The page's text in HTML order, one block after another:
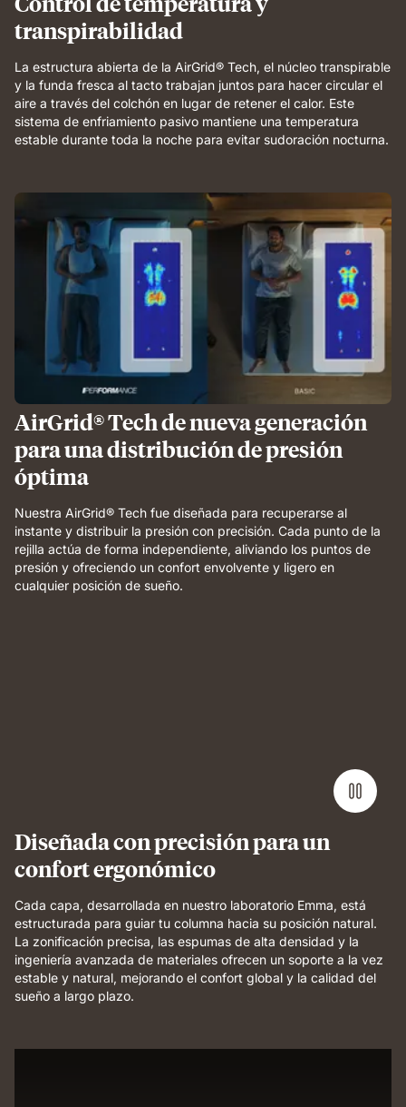
breathable
comfort.
transpirabilidad
La estructura abierta de la AirGrid® Tech, el núcleo transpirable
y la funda fresca al tacto trabajan juntos para hacer circular el
aire a través del colchón en lugar de retener el calor. Este
sistema de enfriamiento pasivo mantiene una temperatura
estable durante toda la noche para evitar sudoración nocturna.
AirGrid® Tech de nueva generación
para una distribución de presión
óptima
Nuestra AirGrid® Tech fue diseñada para recuperarse al
instante y distribuir la presión con precisión. Cada punto de la
rejilla actúa de forma independiente, aliviando los puntos de
presión y ofreciendo un confort envolvente y ligero en
cualquier posición de sueño.
support.
Diseñada con precisión para un
confort ergonómico
Cada capa, desarrollada en nuestro laboratorio Emma, está
estructurada para guiar tu columna hacia su posición natural.
La zonificación precisa, las espumas de alta densidad y la
ingeniería avanzada de materiales ofrecen un soporte a la vez
estable y natural, mejorando el confort global y la calidad del
sueño a largo plazo.